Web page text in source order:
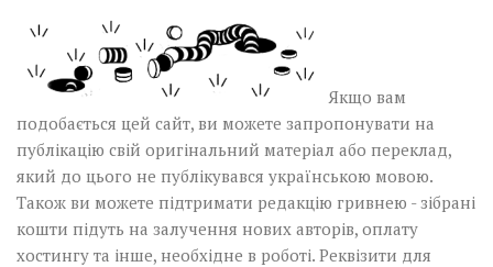
Якщо вам
подобається цей сайт, ви можете запропонувати на
публікацію свій оригінальний матеріал або переклад,
який до цього не публікувався українською мовою.
Також ви можете підтримати редакцію гривнею - зібрані
кошти підуть на залучення нових авторів, оплату
хостингу та інше, необхідне в роботі. Реквізити для